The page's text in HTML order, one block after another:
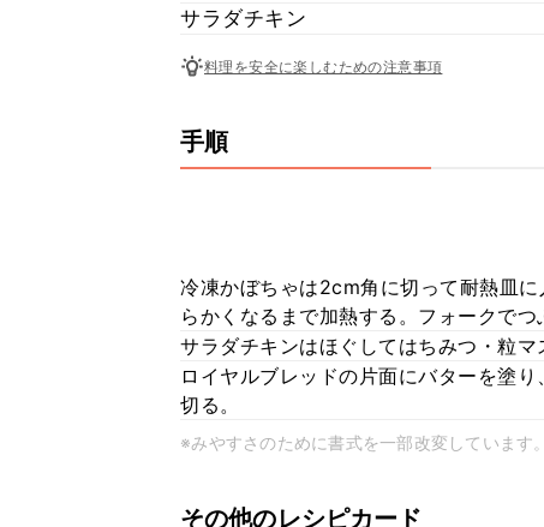
サラダチキン
料理を安全に楽しむための注意事項
手順
冷凍かぼちゃは2cm角に切って耐熱皿
らかくなるまで加熱する。フォークで
サラダチキンはほぐしてはちみつ・粒マ
ロイヤルブレッドの片面にバターを塗
切る。
※みやすさのために書式を一部改変しています。
その他のレシピカード